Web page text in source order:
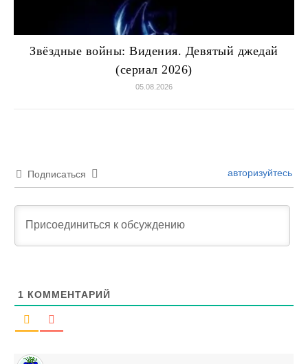
Звёздные войны: Видения. Девятый джедай
(сериал 2026)
05.08.2026
Подписаться авторизуйтесь
1 КОММЕНТАРИЙ